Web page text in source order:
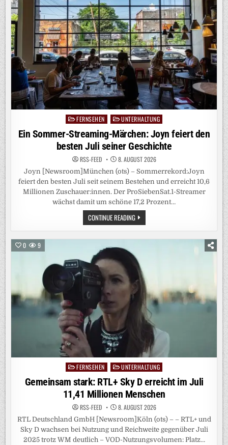
„HEIDIFEST“
FEIERT
HEIDI
KLUM
AM
17.
SEPTEMBER
IHRE
GROSSE P
REMIERE B
EI R
TL U
ND A
UF R
TL+
Posted
in
FERNSEHEN UNTERHALTUNG
Ein Sommer-Streaming-Märchen: Joyn feiert den
besten Juli seiner Geschichte
RSS-FEED 8. AUGUST 2026
Joyn [Newsroom]München (ots) – Sommerrekord:Joyn
feiert den besten Juli seit seinem Bestehen und erreicht 10,6
Millionen Zuschauer:innen. Der ProSiebenSat.1-Streamer
wächst damit um schöne 17,2 Prozent…
CONTINUE READINGEIN
SOMMER-
STREAMING-
MÄRCHEN:
DEN
BESTEN
JULI
SEINER
GESCHICHTE
0 9
PostedFERNSEHEN UNTERHALTUNG
Gemeinsam stark: RTL+ Sky D erreicht im Juli
11,41 Millionen Menschen
RSS-FEED 8. AUGUST 2026
RTL Deutschland GmbH [Newsroom]Köln (ots) – – RTL+ und
Sky D wachsen bei Nutzung und Reichweite gegenüber Juli
2025 trotz WM deutlich – VOD-Nutzungsvolumen: Platz…